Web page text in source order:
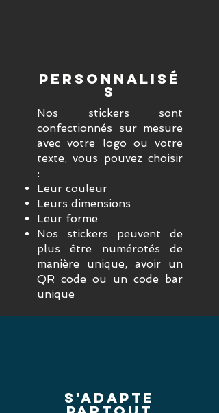
personnalisé
s
Nos stickers sont
confectionnés sur mesure
avec votre logo ou votre
texte, vous pouvez choisir
:
Leur couleur
Leurs dimensions
Leur forme
Nos stickers peuvent de
plus être numérotés de
manière unique, avoir un
QR code ou un code bar
unique
s'adapte